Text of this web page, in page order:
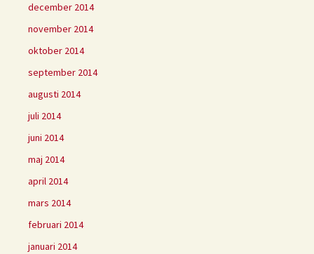
december 2014
november 2014
oktober 2014
september 2014
augusti 2014
juli 2014
juni 2014
maj 2014
april 2014
mars 2014
februari 2014
januari 2014